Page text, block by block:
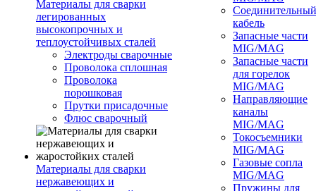
Материалы для сварки
легированных
высокопрочных и
теплоустойчивых сталей
Электроды сварочные
Проволока сплошная
Проволока
порошковая
Прутки присадочные
Флюс сварочный
Материалы для сварки
нержавеющих и
Соединительный
кабель
Запасные части
MIG/MAG
Запасные части
для горелок
MIG/MAG
Направляющие
каналы
MIG/MAG
Токосъемники
MIG/MAG
Газовые сопла
MIG/MAG
Пружины для